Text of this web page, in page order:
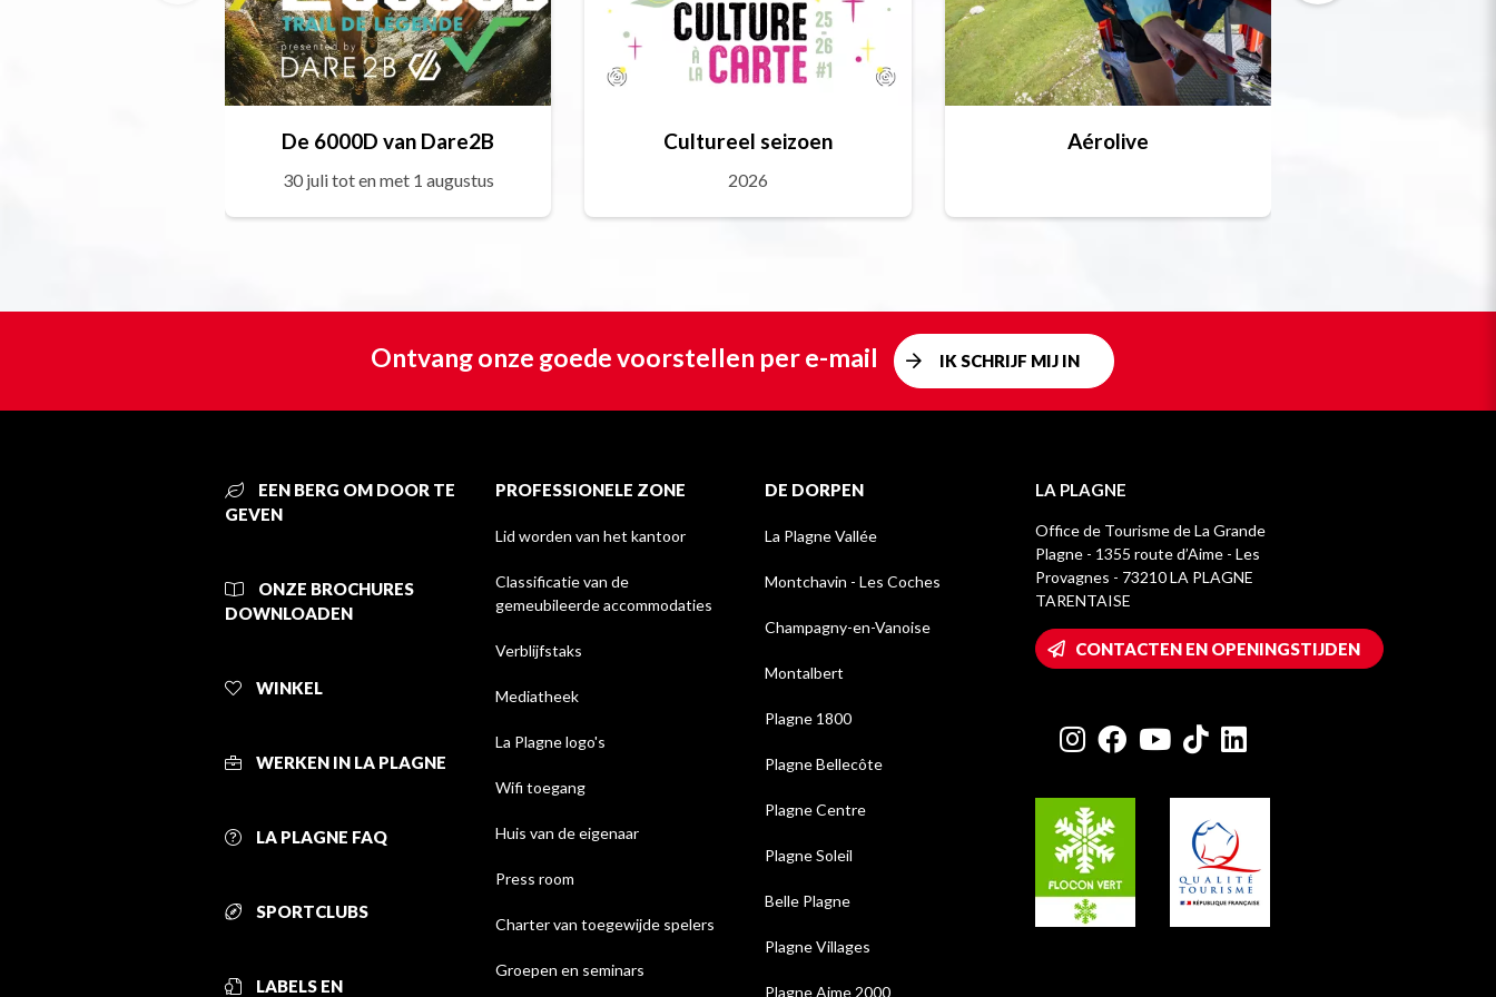
De 6000D van Dare2B
30 juli tot en met 1 augustus
Cultureel seizoen
2026
Aérolive
Ontvang onze goede voorstellen per e-mail IK SCHRIJF MIJ IN
EEN BERG OM DOOR TE
GEVEN
ONZE BROCHURES
DOWNLOADEN
WINKEL
WERKEN IN LA PLAGNE
LA PLAGNE FAQ
SPORTCLUBS
LABELS EN
PROFESSIONELE ZONE
Lid worden van het kantoor
Classificatie van de
gemeubileerde accommodaties
Verblijfstaks
Mediatheek
La Plagne logo's
Wifi toegang
Huis van de eigenaar
Press room
Charter van toegewijde spelers
Groepen en seminars
DE DORPEN
La Plagne Vallée
Montchavin - Les Coches
Champagny-en-Vanoise
Montalbert
Plagne 1800
Plagne Bellecôte
Plagne Centre
Plagne Soleil
Belle Plagne
Plagne Villages
Plagne Aime 2000
LA PLAGNE
Office de Tourisme de La Grande
Plagne - 1355 route d’Aime - Les
Provagnes - 73210 LA PLAGNE
TARENTAISE
CONTACTEN EN OPENINGSTIJDEN